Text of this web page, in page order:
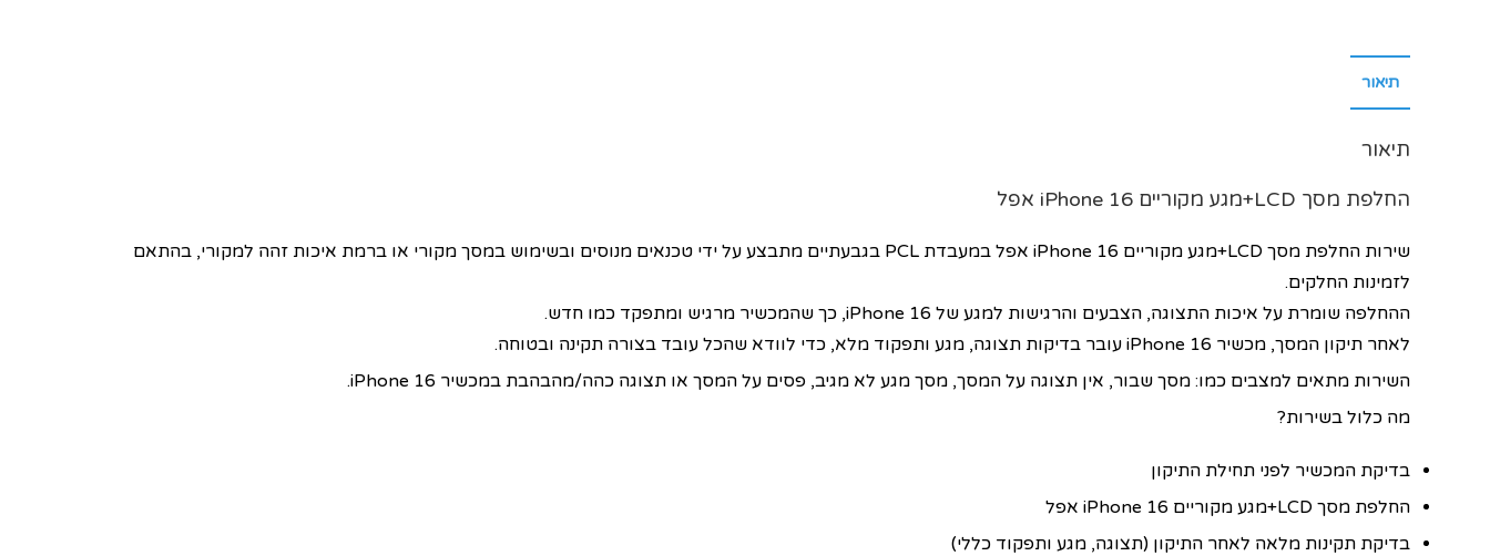
תיאור
תיאור
החלפת מסך LCD+מגע מקוריים iPhone 16 אפל
שירות החלפת מסך LCD+מגע מקוריים iPhone 16 אפל במעבדת PCL בגבעתיים מתבצע על ידי טכנאים מנוסים ובשימוש במסך מקורי או ברמת איכות זהה למקורי, בהתאם
לזמינות החלקים.
ההחלפה שומרת על איכות התצוגה, הצבעים והרגישות למגע של iPhone 16, כך שהמכשיר מרגיש ומתפקד כמו חדש.
לאחר תיקון המסך, מכשיר iPhone 16 עובר בדיקות תצוגה, מגע ותפקוד מלא, כדי לוודא שהכל עובד בצורה תקינה ובטוחה.
השירות מתאים למצבים כמו: מסך שבור, אין תצוגה על המסך, מסך מגע לא מגיב, פסים על המסך או תצוגה כהה/מהבהבת במכשיר iPhone 16.
מה כלול בשירות?
בדיקת המכשיר לפני תחילת התיקון
החלפת מסך LCD+מגע מקוריים iPhone 16 אפל
בדיקת תקינות מלאה לאחר התיקון (תצוגה, מגע ותפקוד כללי)